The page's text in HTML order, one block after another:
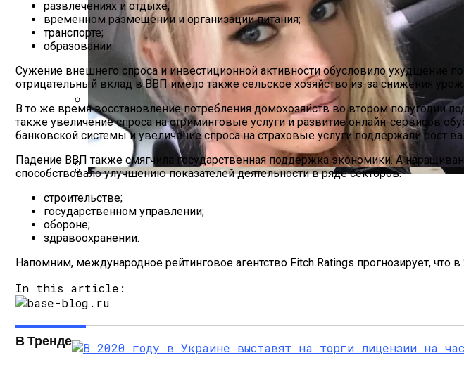
Международная Реакция На Тарифы Трампа: Что Стоит На Кону
Кризис Безопасности На Гаити: Ужасающая Реальность
развлечениях и отдыхе;
временном размещении и организации питания;
транспорте;
образовании.
Сужение внешнего спроса и инвестиционной активности обусловило ухудшение
отрицательный вклад в ВВП имело также сельское хозяйство из-за снижения
В то же время восстановление потребления домохозяйств во втором полугодии
также увеличение спроса на стриминговые услуги и развитие онлайн-сервисов
банковской системы и увеличение спроса на страховые услуги поддержали рост
Падение ВВП также смягчила государственная поддержка экономики. А
способствовало улучшению показателей деятельности в ряде секторов:
строительстве;
государственном управлении;
обороне;
здравоохранении.
Напомним, международное рейтинговое агентство Fitch Ratings прогнозирует, что
In this article:
В Тренде